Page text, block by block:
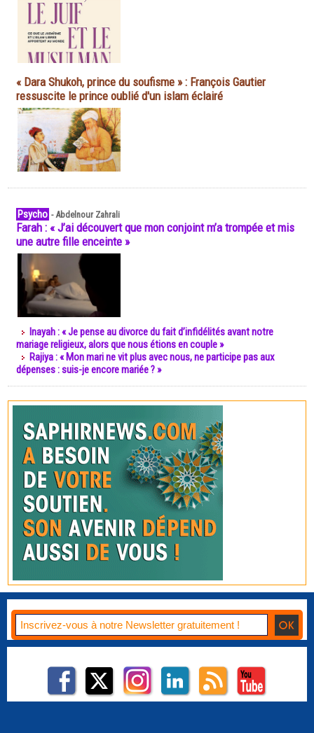
« Dara Shukoh, prince du soufisme » : François Gautier
ressuscite le prince oublié d'un islam éclairé
Psycho -Abdelnour Zahrali
Farah : « J’ai découvert que mon conjoint m’a trompée et mis
une autre fille enceinte »
Inayah : « Je pense au divorce du fait d’infidélités avant notre
mariage religieux, alors que nous étions en couple »
Rajiya : « Mon mari ne vit plus avec nous, ne participe pas aux
dépenses : suis-je encore mariée ? »